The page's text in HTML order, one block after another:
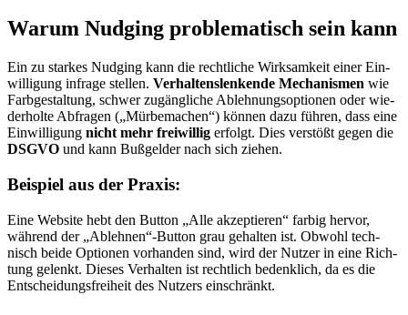
War­um Nud­ging pro­ble­ma­tisch sein kann
Ein zu star­kes Nud­ging kann die recht­li­che Wirk­sam­keit einer Ein­
wil­li­gung infra­ge stel­len. Ver­hal­tens­len­ken­de Mecha­nis­men wie
Farb­ge­stal­tung, schwer zugäng­li­che Ableh­nungs­op­tio­nen oder wie­
der­hol­te Abfra­gen („Mür­be­ma­chen“) kön­nen dazu füh­ren, dass eine
Ein­wil­li­gung nicht mehr frei­wil­lig erfolgt. Dies ver­stößt gegen die
DSGVO und kann Buß­gel­der nach sich zie­hen.
Bei­spiel aus der Pra­xis:
Eine Web­site hebt den But­ton „Alle akzep­tie­ren“ far­big her­vor,
wäh­rend der „Ablehnen“-Button grau gehal­ten ist. Obwohl tech­
nisch bei­de Optio­nen vor­han­den sind, wird der Nut­zer in eine Rich­
tung gelenkt. Die­ses Ver­hal­ten ist recht­lich bedenk­lich, da es die
Ent­schei­dungs­frei­heit des Nut­zers ein­schränkt.